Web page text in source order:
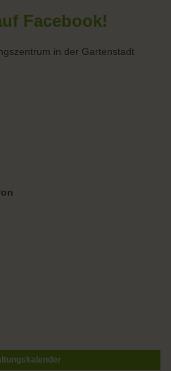
Facebook!
in der Gartenstadt